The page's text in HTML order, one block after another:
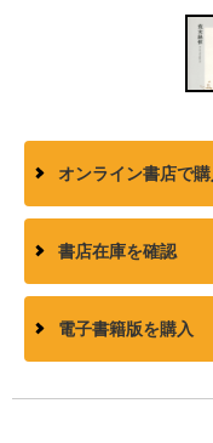
オンライン書店で購
書店在庫を確認
電子書籍版を購入